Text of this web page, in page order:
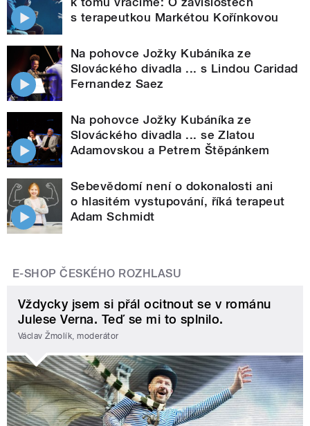
s terapeutkou Markétou Kořínkovou
Na pohovce Jožky Kubáníka ze
Slováckého divadla ... s Lindou Caridad
Fernandez Saez
Na pohovce Jožky Kubáníka ze
Slováckého divadla ... se Zlatou
Adamovskou a Petrem Štěpánkem
Sebevědomí není o dokonalosti ani
o hlasitém vystupování, říká terapeut
Adam Schmidt
E-SHOP ČESKÉHO ROZHLASU
Vždycky jsem si přál ocitnout se v románu
Julese Verna. Teď se mi to splnilo.
Václav Žmolík, moderátor